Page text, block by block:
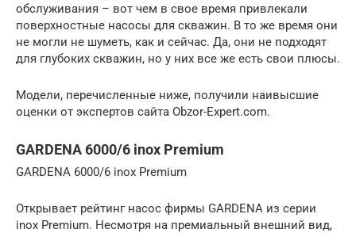
обслуживания – вот чем в свое время привлекали
поверхностные насосы для скважин. В то же время они
не могли не шуметь, как и сейчас. Да, они не подходят
для глубоких скважин, но у них все же есть свои плюсы.
Модели, перечисленные ниже, получили наивысшие
оценки от экспертов сайта Obzor-Expert.com.
GARDENA 6000/6 inox Premium
GARDENA 6000/6 inox Premium
Открывает рейтинг насос фирмы GARDENA из серии
inox Premium. Несмотря на премиальный внешний вид,